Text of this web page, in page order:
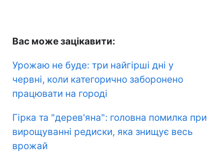
Вас може зацікавити:
Урожаю не буде: три найгірші дні у
червні, коли категорично заборонено
працювати на городі
Гірка та "дерев'яна": головна помилка при
вирощуванні редиски, яка знищує весь
врожай